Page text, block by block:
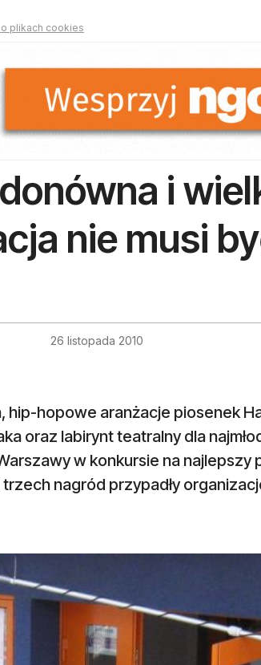
plikach cookies
i
nie musi
26 listopada 2010
hip-hopowe aranżacje piosenek
oraz labirynt teatralny dla
w konkursie na najlepszy
nagród przypadły